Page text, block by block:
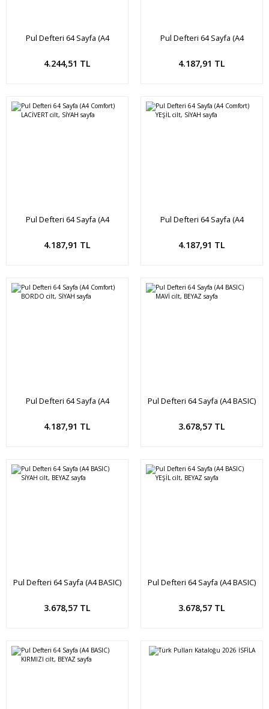
Pul Defteri 64 Sayfa (A4
SAYFA
4.244,51 TL
Sepete Ekle
Pul Defteri 64 Sayfa (A4
sayfa
4.187,91 TL
Sepete Ekle
Pul Defteri 64 Sayfa (A4
sayfa
4.187,91 TL
Sepete Ekle
Pul Defteri 64 Sayfa (A4
4.187,91 TL
Sepete Ekle
Pul Defteri 64 Sayfa (A4
sayfa
4.187,91 TL
Sepete Ekle
Pul Defteri 64 Sayfa (A4 BASIC)
3.678,57 TL
Sepete Ekle
Pul Defteri 64 Sayfa (A4 BASIC)
3.678,57 TL
Sepete Ekle
Pul Defteri 64 Sayfa (A4 BASIC)
3.678,57 TL
Sepete Ekle